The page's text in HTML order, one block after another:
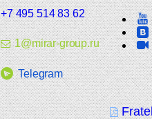
+7 495 514 83 62
1@mirar-group.ru
Telegram